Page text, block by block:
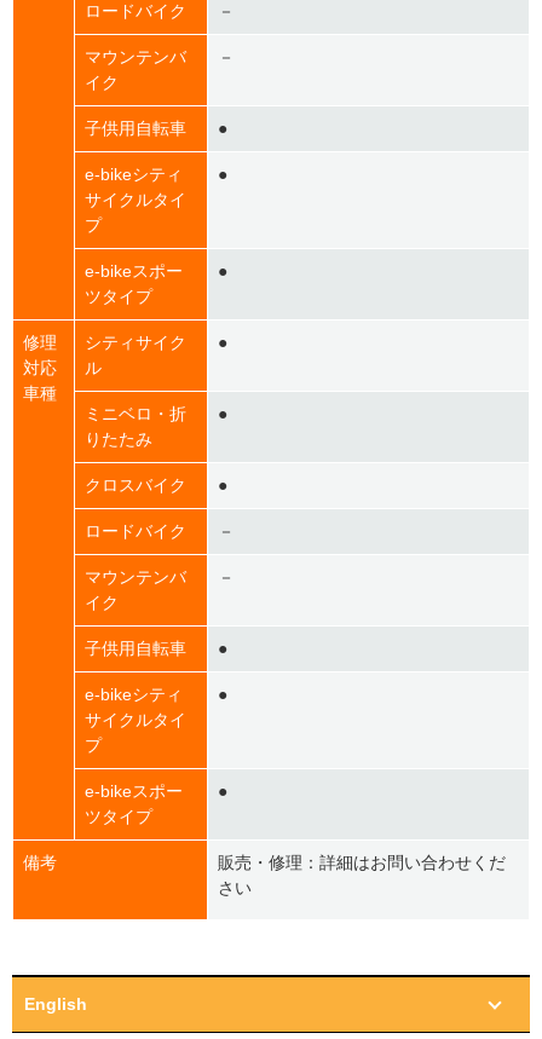
ロードバイク －
マウンテンバ
イク
－
子供用自転車 ●
e-bikeシティ
サイクルタイ
プ
●
e-bikeスポー
ツタイプ
●
修理
対応
車種
シティサイク
ル
●
ミニベロ・折
りたたみ
●
クロスバイク ●
ロードバイク －
マウンテンバ
イク
－
子供用自転車 ●
e-bikeシティ
サイクルタイ
プ
●
e-bikeスポー
ツタイプ
●
備考
販売・修理：詳細はお問い合わせくだ
さい
English